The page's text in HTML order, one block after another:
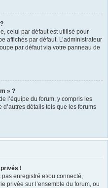
celui par défaut est utilisé pour
affichés par défaut. L’administrateur
par défaut via votre panneau de
» ?
l’équipe du forum, y compris les
détails tels que les forums
!
pas enregistré et/ou connecté,
privée sur l’ensemble du forum, ou